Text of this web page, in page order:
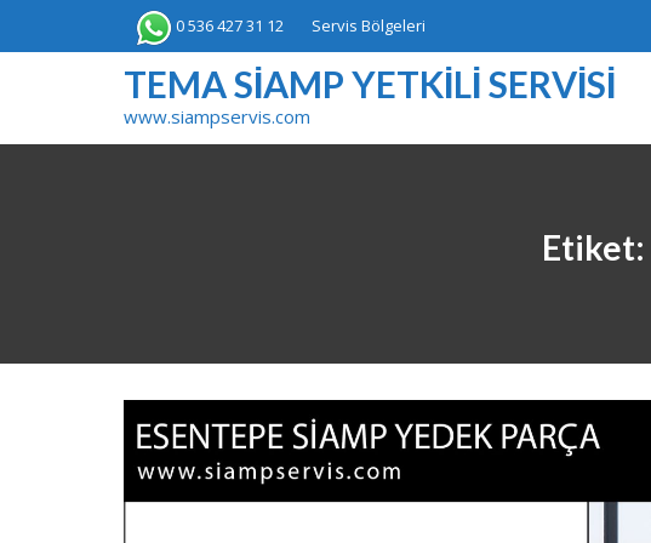
0 536 427 31 12 Servis Bölgeleri
TEMA SIAMP YETKILI SERVISI
www.siampservis.com
Etiket: